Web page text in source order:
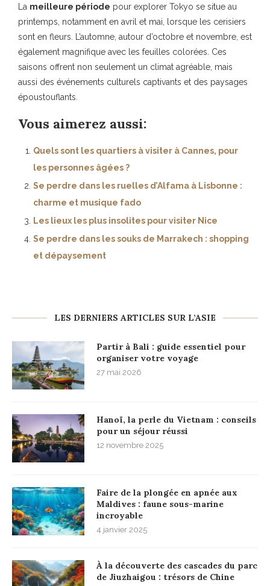
La meilleure période pour explorer Tokyo se situe au
printemps, notamment en avril et mai, lorsque les cerisiers
sont en fleurs. L’automne, autour d’octobre et novembre, est
également magnifique avec les feuilles colorées. Ces
saisons offrent non seulement un climat agréable, mais
aussi des événements culturels captivants et des paysages
époustouflants.
Vous aimerez aussi:
Quels sont les quartiers à visiter à Cannes, pour
les personnes âgées ?
Se perdre dans les ruelles d’Alfama à Lisbonne :
charme et musique fado
Les lieux les plus insolites pour visiter Nice
Se perdre dans les souks de Marrakech : shopping
et dépaysement
LES DERNIERS ARTICLES SUR L’ASIE
Partir à Bali : guide essentiel pour
organiser votre voyage
27 mai 2026
Hanoï, la perle du Vietnam : conseils
pour un séjour réussi
12 novembre 2025
Faire de la plongée en apnée aux
Maldives : faune sous-marine
incroyable
4 janvier 2025
À la découverte des cascades du parc
de Jiuzhaigou : trésors de Chine